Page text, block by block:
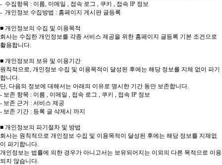
- 수집항목 : 이름, 이메일 , 접속 로그 , 쿠키 , 접속 IP 정보
- 개인정보 수집방법 : 홈페이지 게시판 글등록
■ 개인정보의 수집 및 이용목적
회사는 수집한 개인정보를 각종 서비스 제공을 위한 홈페이지 글등록 기본 조건으로
활용합니다.
■ 개인정보의 보유 및 이용기간
원칙적으로, 개인정보 수집 및 이용목적이 달성된 후에는 해당 정보를 지체 없이 파기
합니다.
단, 다음의 정보에 대해서는 아래의 이유로 명시한 기간 동안 보존합니다.
- 보존 항목 : 이름 , 이메일 , 접속 로그 , 쿠키 , 접속 IP 정보
- 보존 근거 : 서비스 제공
- 보존 기간 : 등록 글 삭제시 까지
■ 개인정보의 파기절차 및 방법
회사는 원칙적으로 개인정보 수집 및 이용목적이 달성된 후에는 해당 정보를 지체없
이 파기합니다.
개인정보는 법률에 의한 경우가 아니고서는 보유되어지는 이외의 다른 목적으로 이용
되지 않습니다.